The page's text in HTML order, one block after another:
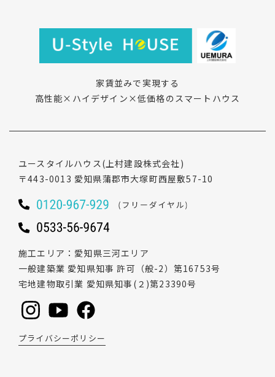
家賃並みで実現する
高性能×ハイデザイン×低価格のスマートハウス
ユースタイルハウス (上村建設株式会社)
〒443-0013 愛知県蒲郡市大塚町西屋敷57-10
施工エリア
愛知県三河エリア
一般建築業 愛知県知事 許可（般-2）第16753号
宅地建物取引業 愛知県知事(２)第23390号
プライバシーポリシー